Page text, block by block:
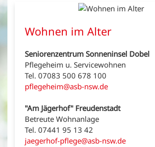
Wohnen im Alter
Seniorenzentrum Sonneninsel Dobel
Pflegeheim u. Servicewohnen
Tel. 07083 500 678 100
pflegeheim@asb-nsw.de
"Am Jägerhof" Freudenstadt
Betreute Wohnanlage
Tel. 07441 95 13 42
jaegerhof-pflege@asb-nsw.de